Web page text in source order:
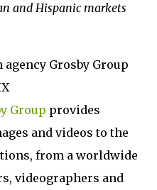
and Hispanic markets
Group provides
and videos to the
from a worldwide
videographers and